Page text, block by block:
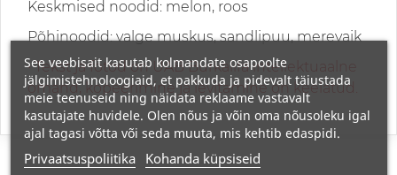
Keskmised noodid: melon, roos
Põhinoodid: valge muskus, sandlipuu, merevaik
• Tekst ja fotod on UAB Burkalifa intellektuaalne
omand, kopeerimine ja levitamine on keelatud.
See veebisait kasutab kolmandate osapoolte
jälgimistehnoloogiaid, et pakkuda ja pidevalt täiustada
meie teenuseid ning näidata reklaame vastavalt
kasutajate huvidele. Olen nõus ja võin oma nõusoleku igal
ajal tagasi võtta või seda muuta, mis kehtib edaspidi.
Privaatsuspoliitika Kohanda küpsiseid